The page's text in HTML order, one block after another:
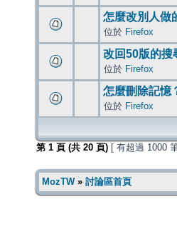
怎麼改別人做
位於 Firefox
改回50版的搜
位於 Firefox
怎麼刪除記憶
位於 Firefox
第 1 頁 (共 20 頁) [ 有超過 1000
MozTW» 討論區首頁